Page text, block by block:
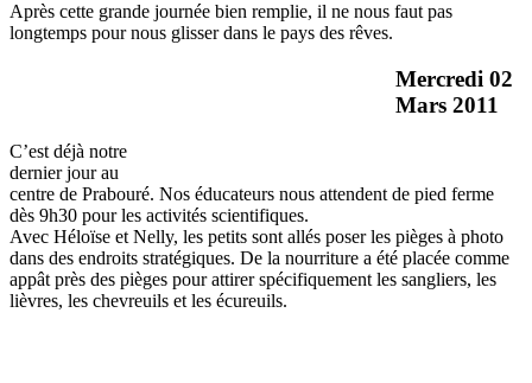
Après cette grande journée bien remplie, il ne nous faut pas
longtemps pour nous glisser dans le pays des rêves.
Mercredi 02
Mars 2011
C’est déjà notre
dernier jour au
centre de Prabouré. Nos éducateurs nous attendent de pied ferme
dès 9h30 pour les activités scientifiques.
Avec Héloïse et Nelly, les petits sont allés poser les pièges à photo
dans des endroits stratégiques. De la nourriture a été placée comme
appât près des pièges pour attirer spécifiquement les sangliers, les
lièvres, les chevreuils et les écureuils.